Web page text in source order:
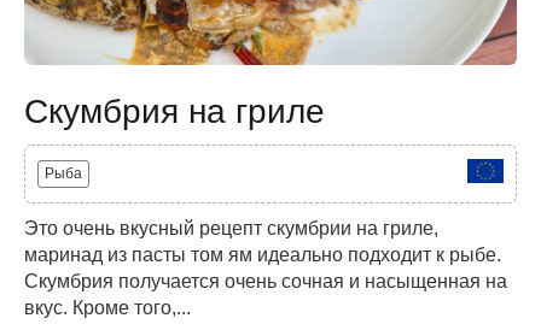
Скумбрия на гриле
Рыба
Это очень вкусный рецепт скумбрии на гриле,
маринад из пасты том ям идеально подходит к рыбе.
Скумбрия получается очень сочная и насыщенная на
вкус. Кроме того,...